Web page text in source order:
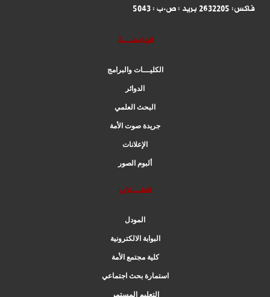
فاكس: 2632205 بريد : ص.ب : 5043
الجامعــة
الكليـــات والبرامج
الدوائر
البحث العلمي
جريدة صوت الأمة
الإعلانات
ألبوم الصور
الطــلاب
المودل
البوابة الالكترونية
كلية مجتمع الأمة
استمارة بحث اجتماعي
التعليم المستمر